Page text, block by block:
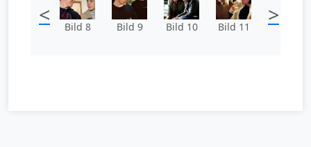
< Bild 8 Bild 9 Bild 10 Bild 11 >